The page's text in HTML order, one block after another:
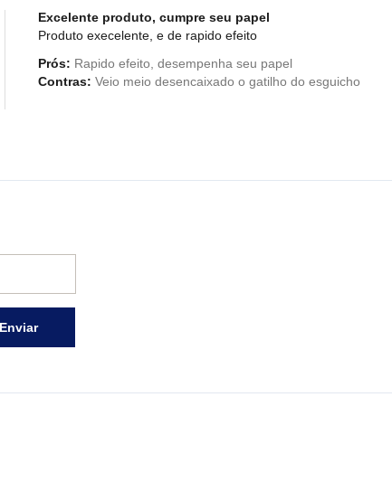
Excelente produto, cumpre seu papel
Produto execelente, e de rapido efeito
Prós: Rapido efeito, desempenha seu papel
Contras: Veio meio desencaixado o gatilho do esguicho
Enviar